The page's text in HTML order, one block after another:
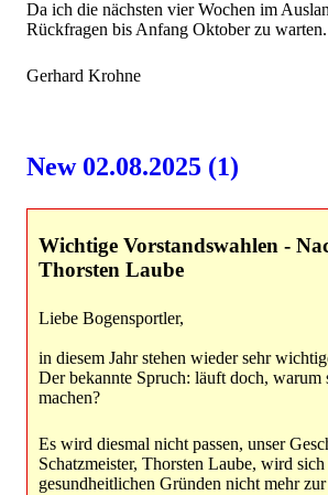
Da ich die nächsten vier Wochen im
Rückfragen bis Anfang Oktober zu warten.
Gerhard Krohne
New 02.08.2025 (1)
Wichtige Vorstandswahlen -
Thorsten Laube
Liebe Bogensportler,
in diesem Jahr stehen wieder sehr
Der bekannte Spruch: läuft doch, warum
machen?
Es wird diesmal nicht passen, unser
Schatzmeister, Thorsten Laube, wird sich
gesundheitlichen Gründen nicht mehr